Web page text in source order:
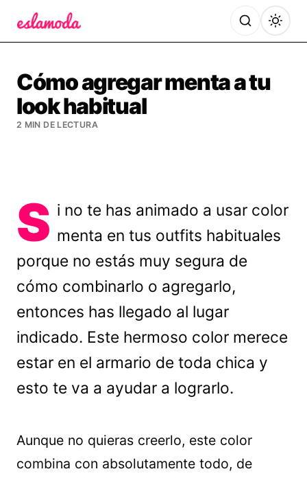
Cómo agregar menta a tu
look habitual
2 MIN DE LECTURA
S i no te has animado a usar color
menta en tus outfits habituales
porque no estás muy segura de
cómo combinarlo o agregarlo,
entonces has llegado al lugar
indicado. Este hermoso color merece
estar en el armario de toda chica y
esto te va a ayudar a lograrlo.
Aunque no quieras creerlo, este color
combina con absolutamente todo, de